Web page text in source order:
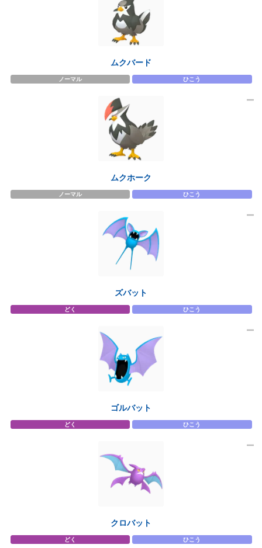
ムクバード
ノーマル ひこう
ムクホーク
ノーマル ひこう
ズバット
どく ひこう
ゴルバット
どく ひこう
クロバット
どく ひこう